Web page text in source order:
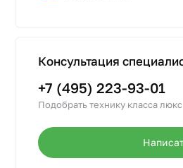
Консультация
+7 (495) 223-93-01
Подобрать технику класса люкс